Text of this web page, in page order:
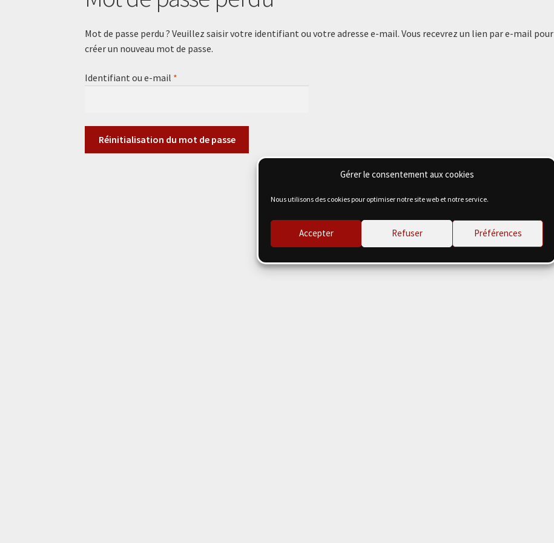
Gérer le consentement aux cookies
Nous utilisons des cookies pour optimiser notre site web et notre service.
Accepter Refuser Préférences
Mot de passe perdu ? Veuillez saisir votre identifiant ou votre adresse e-mail. Vous recevrez un lien par e-mail pour
créer un nouveau mot de passe.
Identifiant ou e-mail *
Réinitialisation du mot de passe